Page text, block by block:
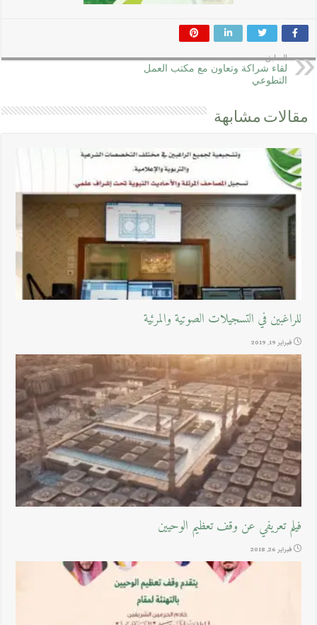
السابق
لقاء شراكة وتعاون مع مكتب العمل
التطوعي
مقالات مشابهة
للراغبين في التسجيلات الصوتية والمرئية
فبراير 19, 2019
فيلم تعريفي عن وقف تعظيم الوحيين
فبراير 26, 2018